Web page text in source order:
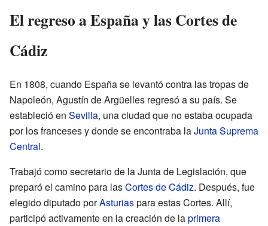
El regreso a España y las Cortes de
Cádiz
En 1808, cuando España se levantó contra las tropas de
Napoleón, Agustín de Argüelles regresó a su país. Se
estableció en Sevilla, una ciudad que no estaba ocupada
por los franceses y donde se encontraba laJunta Suprema
Central.
Trabajó como secretario de la Junta de Legislación, que
preparó el camino para lasCortes de Cádiz. Después, fue
elegido diputado porAsturiaspara estas Cortes. Allí,
participó activamente en la creación de laprimera